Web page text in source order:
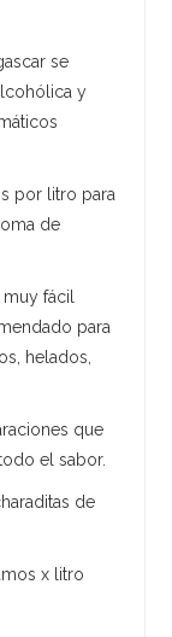
se
y
por litro para
de
fácil
para
helados,
que
el sabor.
de
x litro